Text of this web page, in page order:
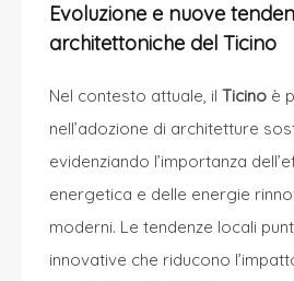
Evoluzione e nuove
architettoniche del Ticino
Nel contesto attuale, il Ticino è
nell’adozione di architetture
evidenziando l’importanza
energetica e delle energie
moderni. Le tendenze locali
innovative che riducono